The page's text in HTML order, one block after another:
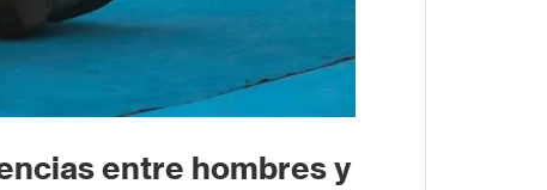
entre hombres y